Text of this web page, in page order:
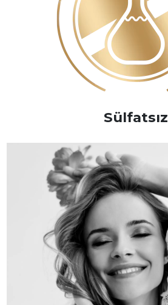
Sülfatsız